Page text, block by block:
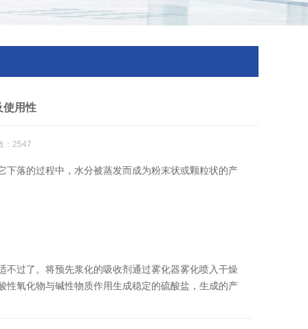
使用性
：2547
落的过程中，水分被蒸发而成为粉末状或颗粒状的产
过了。将预先浆化的吸收剂通过雾化器雾化喷入干燥
氧化物与碱性物质作用生成稳定的硫酸盐，生成的产